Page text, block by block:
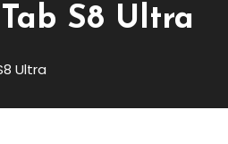
S8 Ultra
Ultra